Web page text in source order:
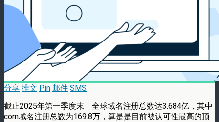
分享 推文 Pin 邮件 SMS
截止2025年第一季度末，全球域名注册总数达3.684亿，其中
com域名注册总数为169.8万，算是是目前被认可性最高的顶